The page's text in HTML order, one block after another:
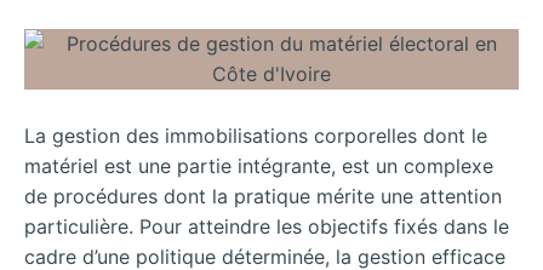
La gestion des immobilisations corporelles dont le
matériel est une partie intégrante, est un complexe
de procédures dont la pratique mérite une attention
particulière. Pour atteindre les objectifs fixés dans le
cadre d’une politique déterminée, la gestion efficace